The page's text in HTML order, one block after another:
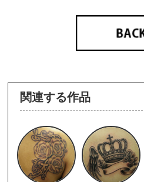
関連する作品